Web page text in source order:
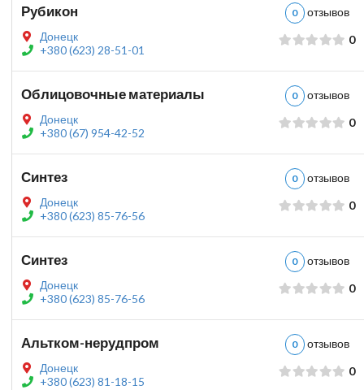
Рубикон 0
Донецк
+380 (623) 28-51-01
0
Облицовочные материалы 0
Донецк
+380 (67) 954-42-52
0
Синтез 0
Донецк
+380 (623) 85-76-56
0
Синтез 0
Донецк
+380 (623) 85-76-56
0
Альтком-нерудпром 0
Донецк
+380 (623) 81-18-15
0